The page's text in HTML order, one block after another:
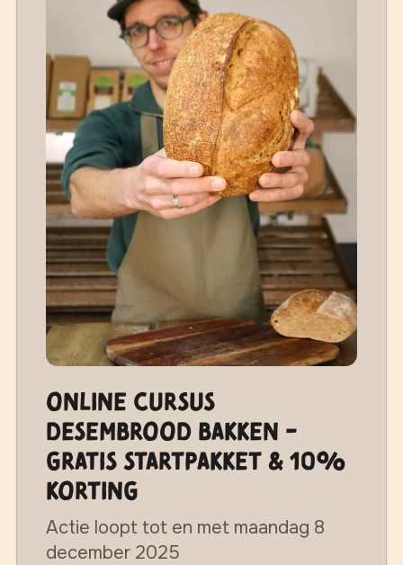
Online cursus
desembrood bakken -
gratis startpakket & 10%
korting
Actie loopt tot en met maandag 8
december 2025